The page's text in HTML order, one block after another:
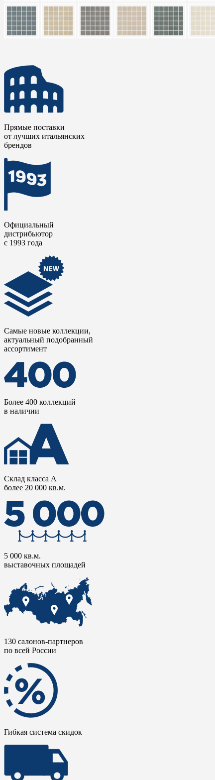
Прямые поставки
от лучших итальянских
брендов
Официальный
дистрибьютор
с 1993 года
Самые новые коллекции,
актуальный подобранный
ассортимент
Более 400 коллекций
в наличии
Склад класса А
более 20 000 кв.м.
5 000 кв.м.
выставочных площадей
130 салонов-партнеров
по всей России
Гибкая система скидок